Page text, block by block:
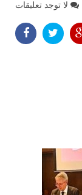
لا توجد تعليقات